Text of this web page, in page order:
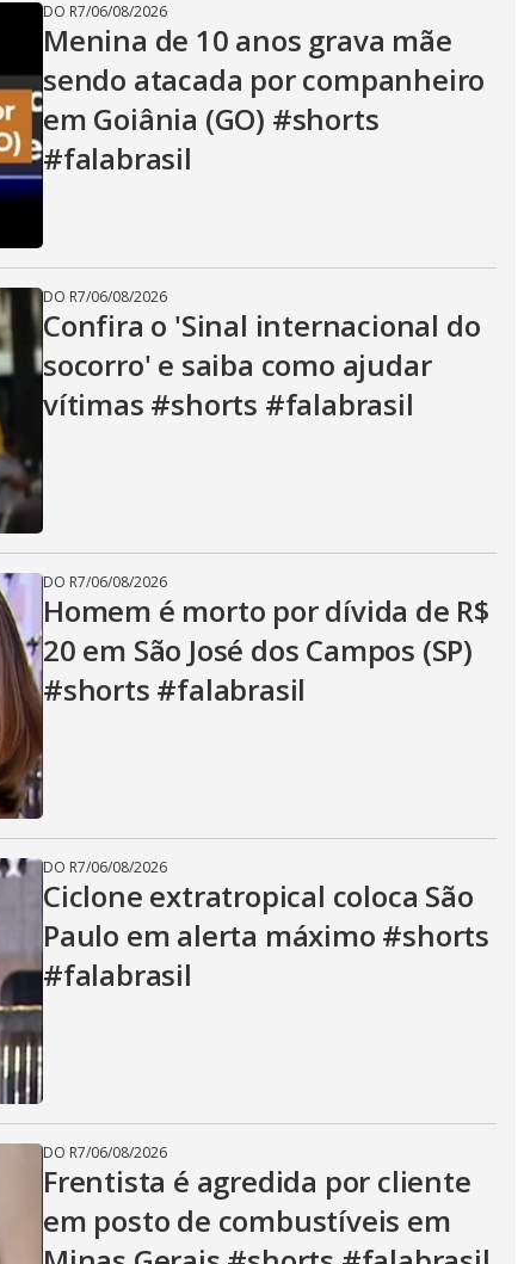
DO R7/06/08/2026
Menina de 10 anos grava mãe
sendo atacada por companheiro
em Goiânia (GO) #shorts
#falabrasil
DO R7/06/08/2026
Confira o 'Sinal internacional do
socorro' e saiba como ajudar
vítimas #shorts #falabrasil
DO R7/06/08/2026
Homem é morto por dívida de R$
20 em São José dos Campos (SP)
#shorts #falabrasil
DO R7/06/08/2026
Ciclone extratropical coloca São
Paulo em alerta máximo #shorts
#falabrasil
DO R7/06/08/2026
Frentista é agredida por cliente
em posto de combustíveis em